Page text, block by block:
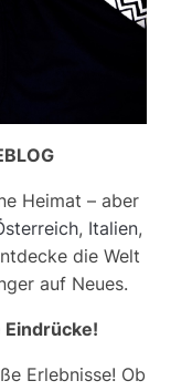
Heimat – aber
, Italien,
die Welt
auf Neues.
Erlebnisse! Ob